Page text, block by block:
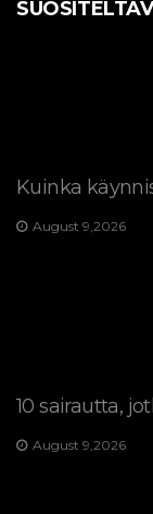
Kuinka
August 9,2026
10 sairautta,
August 9,2026